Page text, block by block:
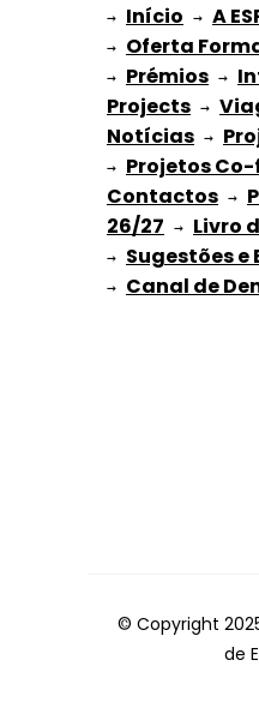
→ Início → A
→ Oferta
→ Prémios →
Projects →
Notícias →
→ Projetos
Contactos →
26/27 → Livro
→ Sugestões e
→
© Copyright
de